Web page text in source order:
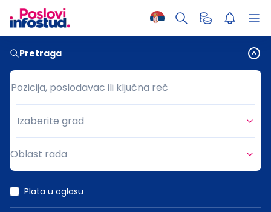
Pretraga
Pozicija, poslodavac ili ključna reč
Pozicija, poslodavac ili ključna reč
Grad
Izaberite grad
Oblast rada
Plata u oglasu